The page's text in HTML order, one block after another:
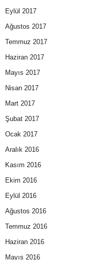
Eylül 2017
Ağustos 2017
Temmuz 2017
Haziran 2017
Mayıs 2017
Nisan 2017
Mart 2017
Şubat 2017
Ocak 2017
Aralık 2016
Kasım 2016
Ekim 2016
Eylül 2016
Ağustos 2016
Temmuz 2016
Haziran 2016
Mayıs 2016